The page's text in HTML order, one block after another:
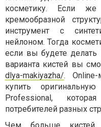
косметику. Если
кремообразной
инструмент с
нейлоном. Тогда
если вы будете делать
варианта кистей вы
dlya-makiyazha/. Online-
купить
Professional,
потребителей разных